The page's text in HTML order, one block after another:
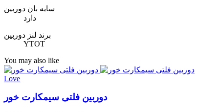
سایه بان دوربین
دارد
برند لنز دوربین
YTOT
You may also like
Love
دوربین فلتی سیمکارت خور